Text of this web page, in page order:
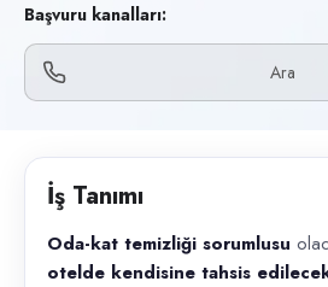
Son geçerlilik
18 Ekim 2026
Başvuru kanalları
İlan açıklaması
Başvuru kanalları:
Ara
İş Tanımı
Oda-kat temizliği sorumlusu
otelde kendisine tahsis